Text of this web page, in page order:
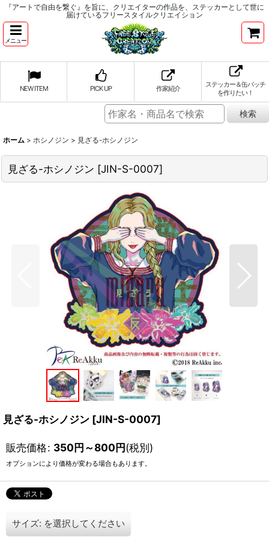
『アートで自由を繋ぐ』を旨に、クリエイターの作品を、ステッカーとして世に
届けているフリースタイルクリエイション
メニュー
NEW ITEM PICK UP 作家紹介
ステッカー＆缶バッチ
を作りたい！
ホーム > ホシノジン > 見ざる-ホシノジン
見ざる-ホシノジン [JIN-S-0007]
見ざる-ホシノジン [JIN-S-0007]
販売価格: 350円～800円(税別)
オプションにより価格が変わる場合もあります。
サイズ: を選択してください